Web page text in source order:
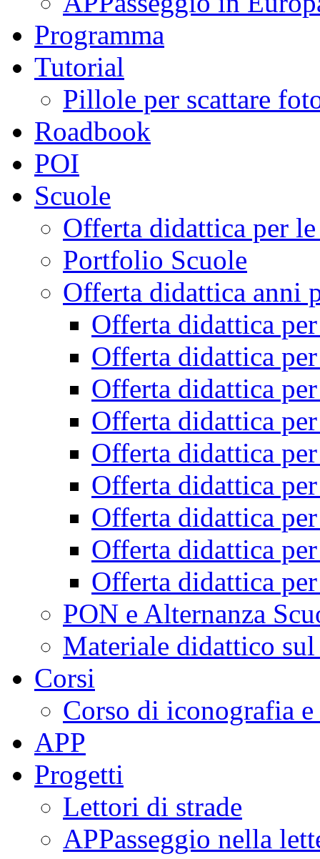
Programma
Tutorial
Pillole per scattare
Roadbook
POI
Scuole
Offerta didattica per
Portfolio Scuole
Offerta didattica anni
Offerta didattica
Offerta didattica
Offerta didattica
Offerta didattica
Offerta didattica
Offerta didattica
Offerta didattica
Offerta didattica
Offerta didattica
PON e Alternanza
Materiale didattico
Corsi
Corso di iconografia
APP
Progetti
Lettori di strade
APPasseggio nella